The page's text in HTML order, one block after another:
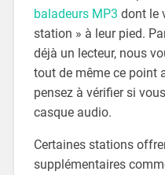
baladeurs MP3 dont le
station » à leur pied.
déjà un lecteur, nous
tout de même ce point
pensez à vérifier si
casque audio.
Certaines stations
supplémentaires